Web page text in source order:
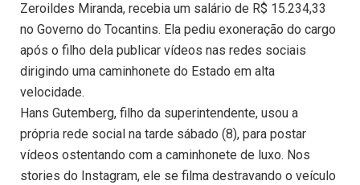
Zeroildes Miranda, recebia um salário de R$ 15.234,33
no Governo do Tocantins. Ela pediu exoneração do cargo
após o filho dela publicar vídeos nas redes sociais
dirigindo uma caminhonete do Estado em alta
velocidade.
Hans Gutemberg, filho da superintendente, usou a
própria rede social na tarde sábado (8), para postar
vídeos ostentando com a caminhonete de luxo. Nos
stories do Instagram, ele se filma destravando o veículo